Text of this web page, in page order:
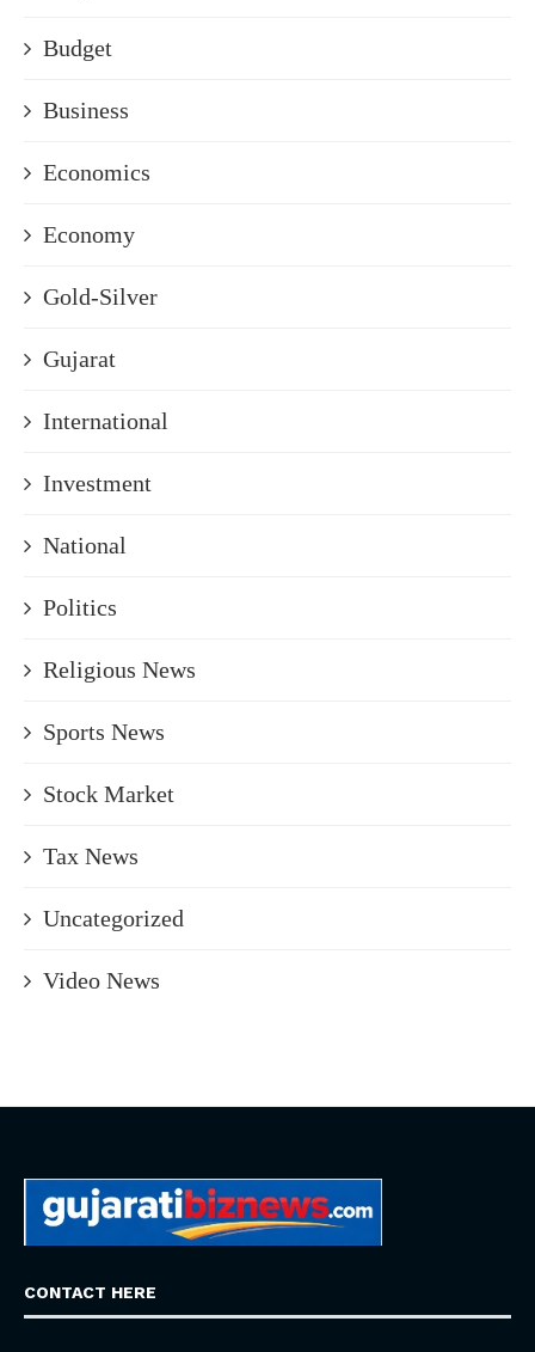
Budget
Business
Economics
Economy
Gold-Silver
Gujarat
International
Investment
National
Politics
Religious News
Sports News
Stock Market
Tax News
Uncategorized
Video News
CONTACT HERE